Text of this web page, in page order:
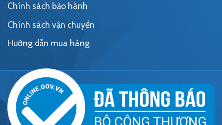
Chính sách bảo hành
Chính sách vận chuyển
Hướng dẫn mua hàng